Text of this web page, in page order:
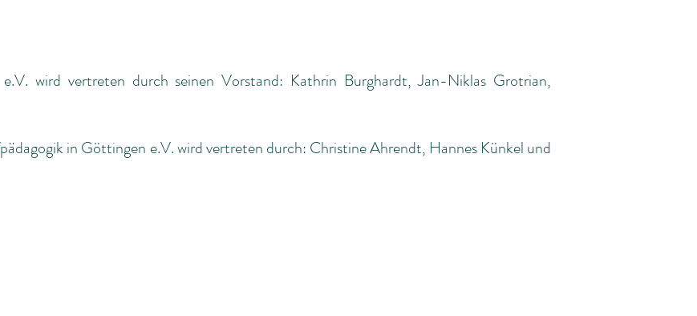
wird vertreten durch seinen Vorstand: Kathrin Burghardt, Jan-Niklas Grotrian,
in Göttingen e.V. wird vertreten durch: Christine Ahrendt, Hannes Künkel und